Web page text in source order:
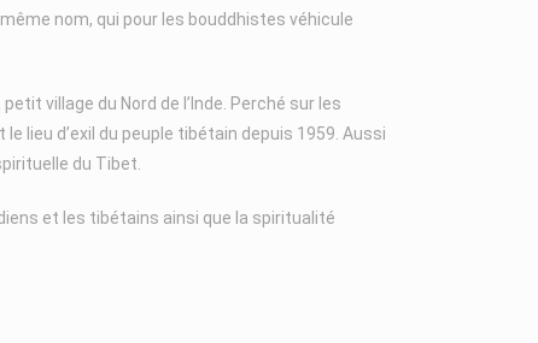
nom, qui pour les bouddhistes véhicule
village du Nord de l’Inde. Perché sur les
lieu d’exil du peuple tibétain depuis 1959. Aussi
du Tibet.
et les tibétains ainsi que la spiritualité